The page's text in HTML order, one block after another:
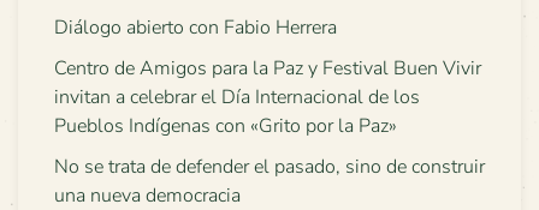
Diálogo abierto con Fabio Herrera
Centro de Amigos para la Paz y Festival Buen Vivir
invitan a celebrar el Día Internacional de los
Pueblos Indígenas con «Grito por la Paz»
No se trata de defender el pasado, sino de construir
una nueva democracia